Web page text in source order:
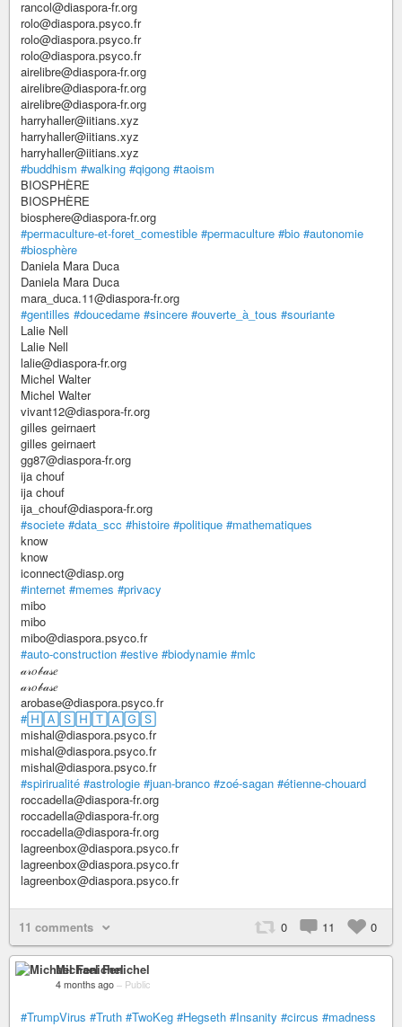
rancol@diaspora-fr.org
rolo@diaspora.psyco.fr
rolo@diaspora.psyco.fr
rolo@diaspora.psyco.fr
airelibre@diaspora-fr.org
airelibre@diaspora-fr.org
airelibre@diaspora-fr.org
harryhaller@iitians.xyz
harryhaller@iitians.xyz
harryhaller@iitians.xyz
#buddhism #walking #qigong #taoism
BIOSPHÈRE
BIOSPHÈRE
biosphere@diaspora-fr.org
#permaculture-et-foret_comestible #permaculture #bio #autonomie
#biosphère
Daniela Mara Duca
Daniela Mara Duca
mara_duca.11@diaspora-fr.org
#gentilles #doucedame #sincere #ouverte_à_tous #souriante
Lalie Nell
Lalie Nell
lalie@diaspora-fr.org
Michel Walter
Michel Walter
vivant12@diaspora-fr.org
gilles geirnaert
gilles geirnaert
gg87@diaspora-fr.org
ija chouf
ija chouf
ija_chouf@diaspora-fr.org
#societe #data_scc #histoire #politique #mathematiques
know
know
iconnect@diasp.org
#internet #memes #privacy
mibo
mibo
mibo@diaspora.psyco.fr
#auto-construction #estive #biodynamie #mlc
𝒶𝓇𝑜𝒷𝒶𝓈𝑒
𝒶𝓇𝑜𝒷𝒶𝓈𝑒
arobase@diaspora.psyco.fr
#🄷🄰🅂🄷🅃🄰🄶🅂
mishal@diaspora.psyco.fr
mishal@diaspora.psyco.fr
mishal@diaspora.psyco.fr
#spirirualité #astrologie #juan-branco #zoé-sagan #étienne-chouard
roccadella@diaspora-fr.org
roccadella@diaspora-fr.org
roccadella@diaspora-fr.org
lagreenbox@diaspora.psyco.fr
lagreenbox@diaspora.psyco.fr
lagreenbox@diaspora.psyco.fr
11 comments 0 11 0
Michael Fenichel
4 months ago – Public
#TrumpVirus #Truth #TwoKeg #Hegseth #Insanity #circus #madness